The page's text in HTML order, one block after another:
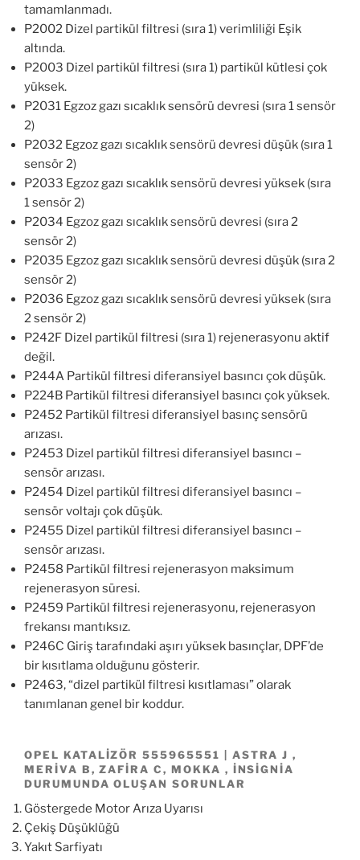
tamamlanmadı.
P2002 Dizel partikül filtresi (sıra 1) verimliliği Eşik
altında.
P2003 Dizel partikül filtresi (sıra 1) partikül kütlesi çok
yüksek.
P2031 Egzoz gazı sıcaklık sensörü devresi (sıra 1 sensör
2)
P2032 Egzoz gazı sıcaklık sensörü devresi düşük (sıra 1
sensör 2)
P2033 Egzoz gazı sıcaklık sensörü devresi yüksek (sıra
1 sensör 2)
P2034 Egzoz gazı sıcaklık sensörü devresi (sıra 2
sensör 2)
P2035 Egzoz gazı sıcaklık sensörü devresi düşük (sıra 2
sensör 2)
P2036 Egzoz gazı sıcaklık sensörü devresi yüksek (sıra
2 sensör 2)
P242F Dizel partikül filtresi (sıra 1) rejenerasyonu aktif
değil.
P244A Partikül filtresi diferansiyel basıncı çok düşük.
P224B Partikül filtresi diferansiyel basıncı çok yüksek.
P2452 Partikül filtresi diferansiyel basınç sensörü
arızası.
P2453 Dizel partikül filtresi diferansiyel basıncı –
sensör arızası.
P2454 Dizel partikül filtresi diferansiyel basıncı –
sensör voltajı çok düşük.
P2455 Dizel partikül filtresi diferansiyel basıncı –
sensör arızası.
P2458 Partikül filtresi rejenerasyon maksimum
rejenerasyon süresi.
P2459 Partikül filtresi rejenerasyonu, rejenerasyon
frekansı mantıksız.
P246C Giriş tarafındaki aşırı yüksek basınçlar, DPF’de
bir kısıtlama olduğunu gösterir.
P2463, “dizel partikül filtresi kısıtlaması” olarak
tanımlanan genel bir koddur.
OPEL KATALIZÖR 555965551 | ASTRA J ,
MERIVA B, ZAFIRA C, MOKKA , İNSIGNIA
DURUMUNDA OLUŞAN SORUNLAR
Göstergede Motor Arıza Uyarısı
Çekiş Düşüklüğü
Yakıt Sarfiyatı